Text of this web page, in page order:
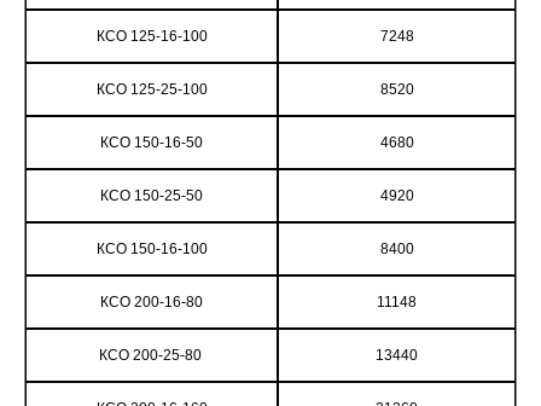
КСО 125-16-100 7248
КСО 125-25-100 8520
КСО 150-16-50 4680
КСО 150-25-50 4920
КСО 150-16-100 8400
КСО 200-16-80 11148
КСО 200-25-80 13440